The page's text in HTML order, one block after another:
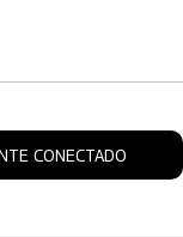
CONECTADO